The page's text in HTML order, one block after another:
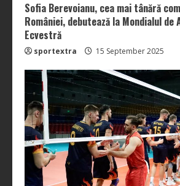
Sofia Berevoianu, cea mai tânără
României, debutează la Mondialul de
Ecvestră
sportextra 15 September 2025